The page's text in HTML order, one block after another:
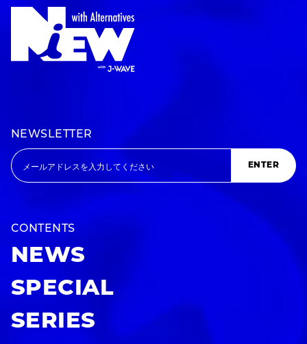
NEWSLETTER
ENTER
CONTENTS
NEWS
SPECIAL
SERIES